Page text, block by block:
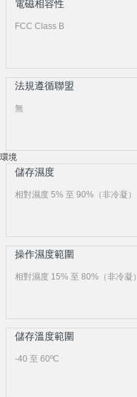
電磁相容性
FCC Class B
法規遵循聯盟
無
環境
儲存濕度
相對濕度 5% 至 90%（非冷凝）
操作濕度範圍
相對濕度 15% 至 80%（非冷凝）
儲存溫度範圍
-40 至 60ºC